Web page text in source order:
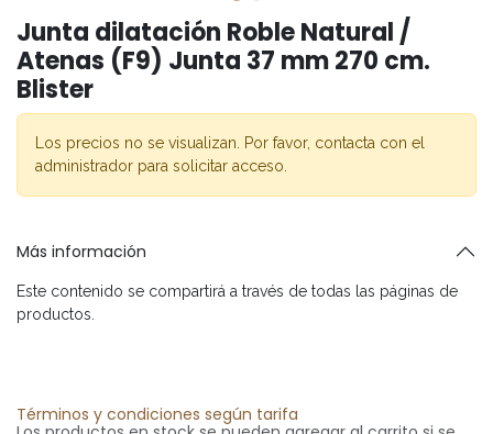
Junta dilatación Roble Natural /
Atenas (F9) Junta 37 mm 270 cm.
Blister
Los precios no se visualizan. Por favor, contacta con el
administrador para solicitar acceso.
Más información
Este contenido se compartirá a través de todas las páginas de
productos.
Términos y condiciones según tarifa